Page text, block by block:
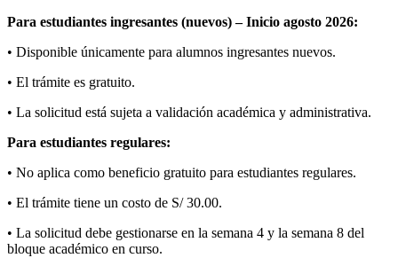
Para estudiantes ingresantes (nuevos) – Inicio agosto 2026:
• Disponible únicamente para alumnos ingresantes nuevos.
• El trámite es gratuito.
• La solicitud está sujeta a validación académica y administrativa.
Para estudiantes regulares:
• No aplica como beneficio gratuito para estudiantes regulares.
• El trámite tiene un costo de S/ 30.00.
• La solicitud debe gestionarse en la semana 4 y la semana 8 del
bloque académico en curso.